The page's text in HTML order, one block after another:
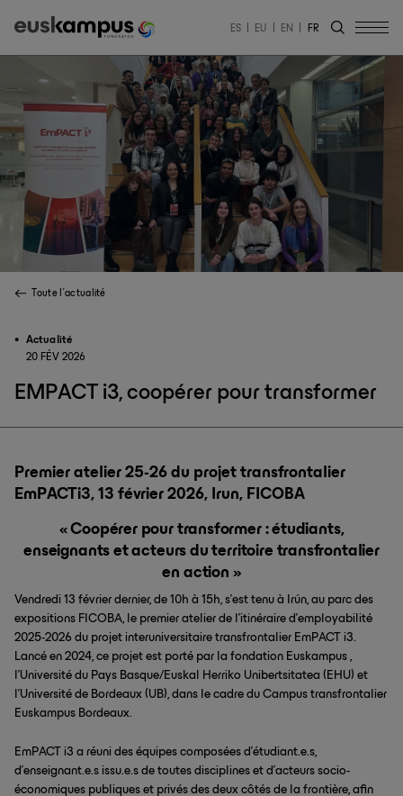
ES EU EN FR
Toute l'actualité
Actualité
20 FÉV 2026
EMPACT i3, coopérer pour transformer
Premier atelier 25-26 du projet transfrontalier
EmPACTi3, 13 février 2026, Irun, FICOBA
« Coopérer pour transformer : étudiants,
enseignants et acteurs du territoire transfrontalier
en action »
Vendredi 13 février dernier, de 10h à 15h, s’est tenu à Irún, au parc des
expositions FICOBA, le premier atelier de l’itinéraire d’employabilité
2025-2026 du projet interuniversitaire transfrontalier EmPACT i3.
Lancé en 2024, ce projet est porté par la fondation Euskampus ,
l’Université du Pays Basque/Euskal Herriko Unibertsitatea (EHU) et
l’Université de Bordeaux (UB), dans le cadre du Campus transfrontalier
Euskampus Bordeaux.
EmPACT i3 a réuni des équipes composées d’étudiant.e.s,
d’enseignant.e.s issu.e.s de toutes disciplines et d’acteurs socio-
économiques publiques et privés des deux côtés de la frontière, afin